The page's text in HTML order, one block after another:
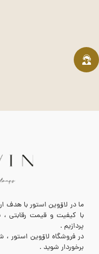
ما در لاۆوین استور با هدف
با کیفیت و قیمت رقابتی
پردازیم .
در فروشگاه لاۆوین استور ،
برخوردار شوید .